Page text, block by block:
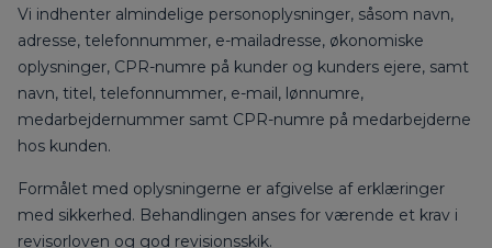
Vi indhenter almindelige personoplysninger, såsom navn,
adresse, telefonnummer, e-mailadresse, økonomiske
oplysninger, CPR-numre på kunder og kunders ejere, samt
navn, titel, telefonnummer, e-mail, lønnumre,
medarbejdernummer samt CPR-numre på medarbejderne
hos kunden.
Formålet med oplysningerne er afgivelse af erklæringer
med sikkerhed. Behandlingen anses for værende et krav i
revisorloven og god revisionsskik.